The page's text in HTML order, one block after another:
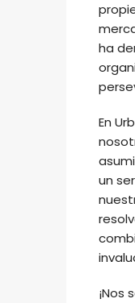
ha
En
un
¡Nos